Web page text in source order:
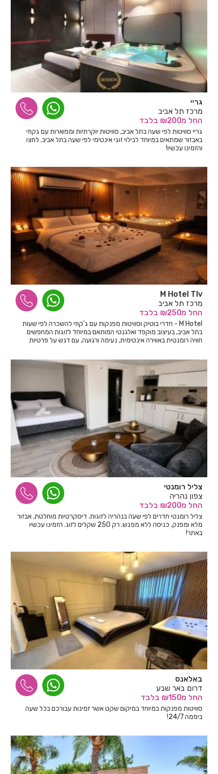
גריי
מרכז תל אביב
החל מ₪200 בלבד
גריי סוויטות לפי שעה בתל אביב, סוויטות יוקרתיות ומפוארות עם גקוזי
באבזור שמתאים במיוחד לבילוי זוגי אינטימי לפי שעה בתל אביב. לחצו
והזמינו עכשיו!
M Hotel Tlv
מרכז תל אביב
החל מ₪250 בלבד
M Hotel - חדרי בוטיק וסוויטות מפנקות עם ג'קוזי להשכרה לפי שעות
בתל אביב, בעיצוב מוקפד ואלגנטי המותאם במיוחד לזוגות המחפשים
חוויה רומנטית באווירה אינטימית, נעימה ורגועה, עם דגש על פרטיות
צליל רומנטי
צפון נהריה
החל מ₪200 בלבד
צליל רומנטי חדרים לפי שעה בנהריה לזוגות. דיסקרטיות מוחלטת, אבזור
מלא ומפנק. כניסה ללא מפגש. רק 250 שקלים לזוג. הזמינו עכשיו
באתר!
באלאנס
דרום באר שבע
החל מ₪150 בלבד
סוויטות מפנקות במיוחד במיקום שקט אשר זמינות עבורכם בכל שעה
ביממה 24/7!